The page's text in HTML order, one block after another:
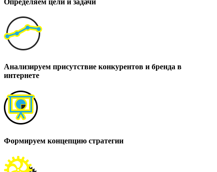
Анализируем присутствие конкурентов и бренда в
интернете
Формируем концепцию стратегии